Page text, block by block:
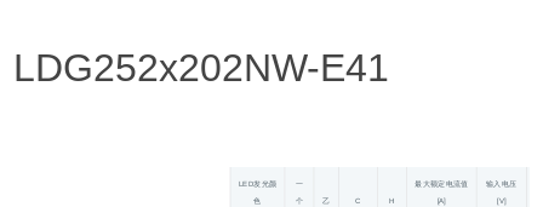
LDG252x202NW-E41
LED发光颜
色
一
个 乙 C H
最大额定电流值
[A]
输入电压
[V]